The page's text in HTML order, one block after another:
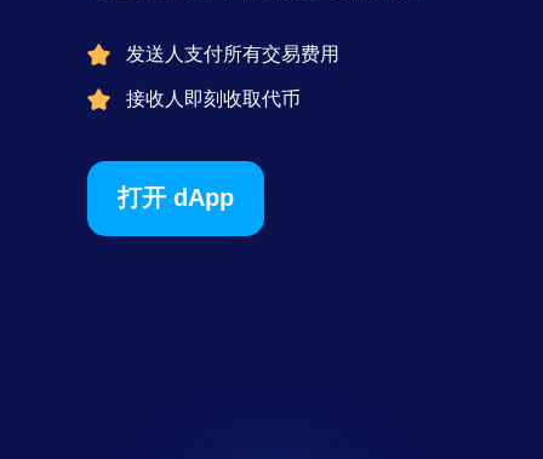
发送人支付所有交易费用
接收人即刻收取代币
打开 dApp